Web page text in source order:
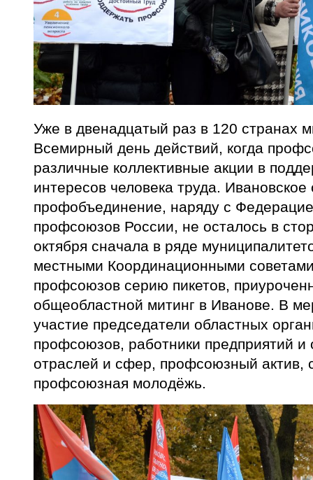
Уже в двенадцатый раз в 120 странах
Всемирный день действий, когда
различные коллективные акции в
интересов человека труда. Ивановское
профобъединение, наряду с
профсоюзов России, не осталось в
октября сначала в ряде
местными Координационными
профсоюзов серию пикетов,
общеобластной митинг в Иванове. В
участие председатели областных
профсоюзов, работники предприятий и
отраслей и сфер, профсоюзный актив,
профсоюзная молодёжь.